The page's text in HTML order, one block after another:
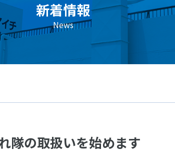
新着情報
News
隊の取扱いを始めます